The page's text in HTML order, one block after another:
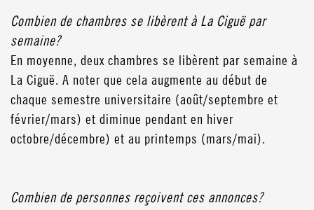
Combien de chambres se libèrent à La Ciguë par
semaine?
En moyenne, deux chambres se libèrent par semaine à
La Ciguë. A noter que cela augmente au début de
chaque semestre universitaire (août/septembre et
février/mars) et diminue pendant en hiver
octobre/décembre) et au printemps (mars/mai).
Combien de personnes reçoivent ces annonces?